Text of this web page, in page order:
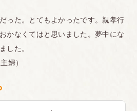
った。とてもよかったです。親孝行
かなくてはと思いました。夢中にな
した。
婦）